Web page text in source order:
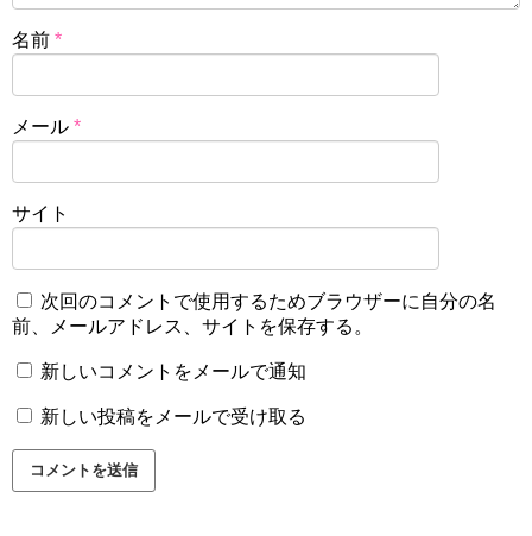
名前 *
メール *
サイト
次回のコメントで使用するためブラウザーに自分の名
前、メールアドレス、サイトを保存する。
新しいコメントをメールで通知
新しい投稿をメールで受け取る